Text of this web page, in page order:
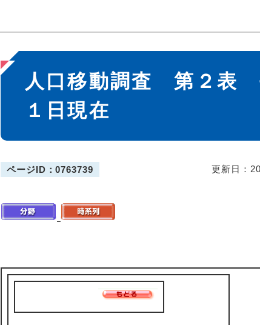
本
文
人口移動調査 第２表
１日現在
ページID：0763739 更新日：